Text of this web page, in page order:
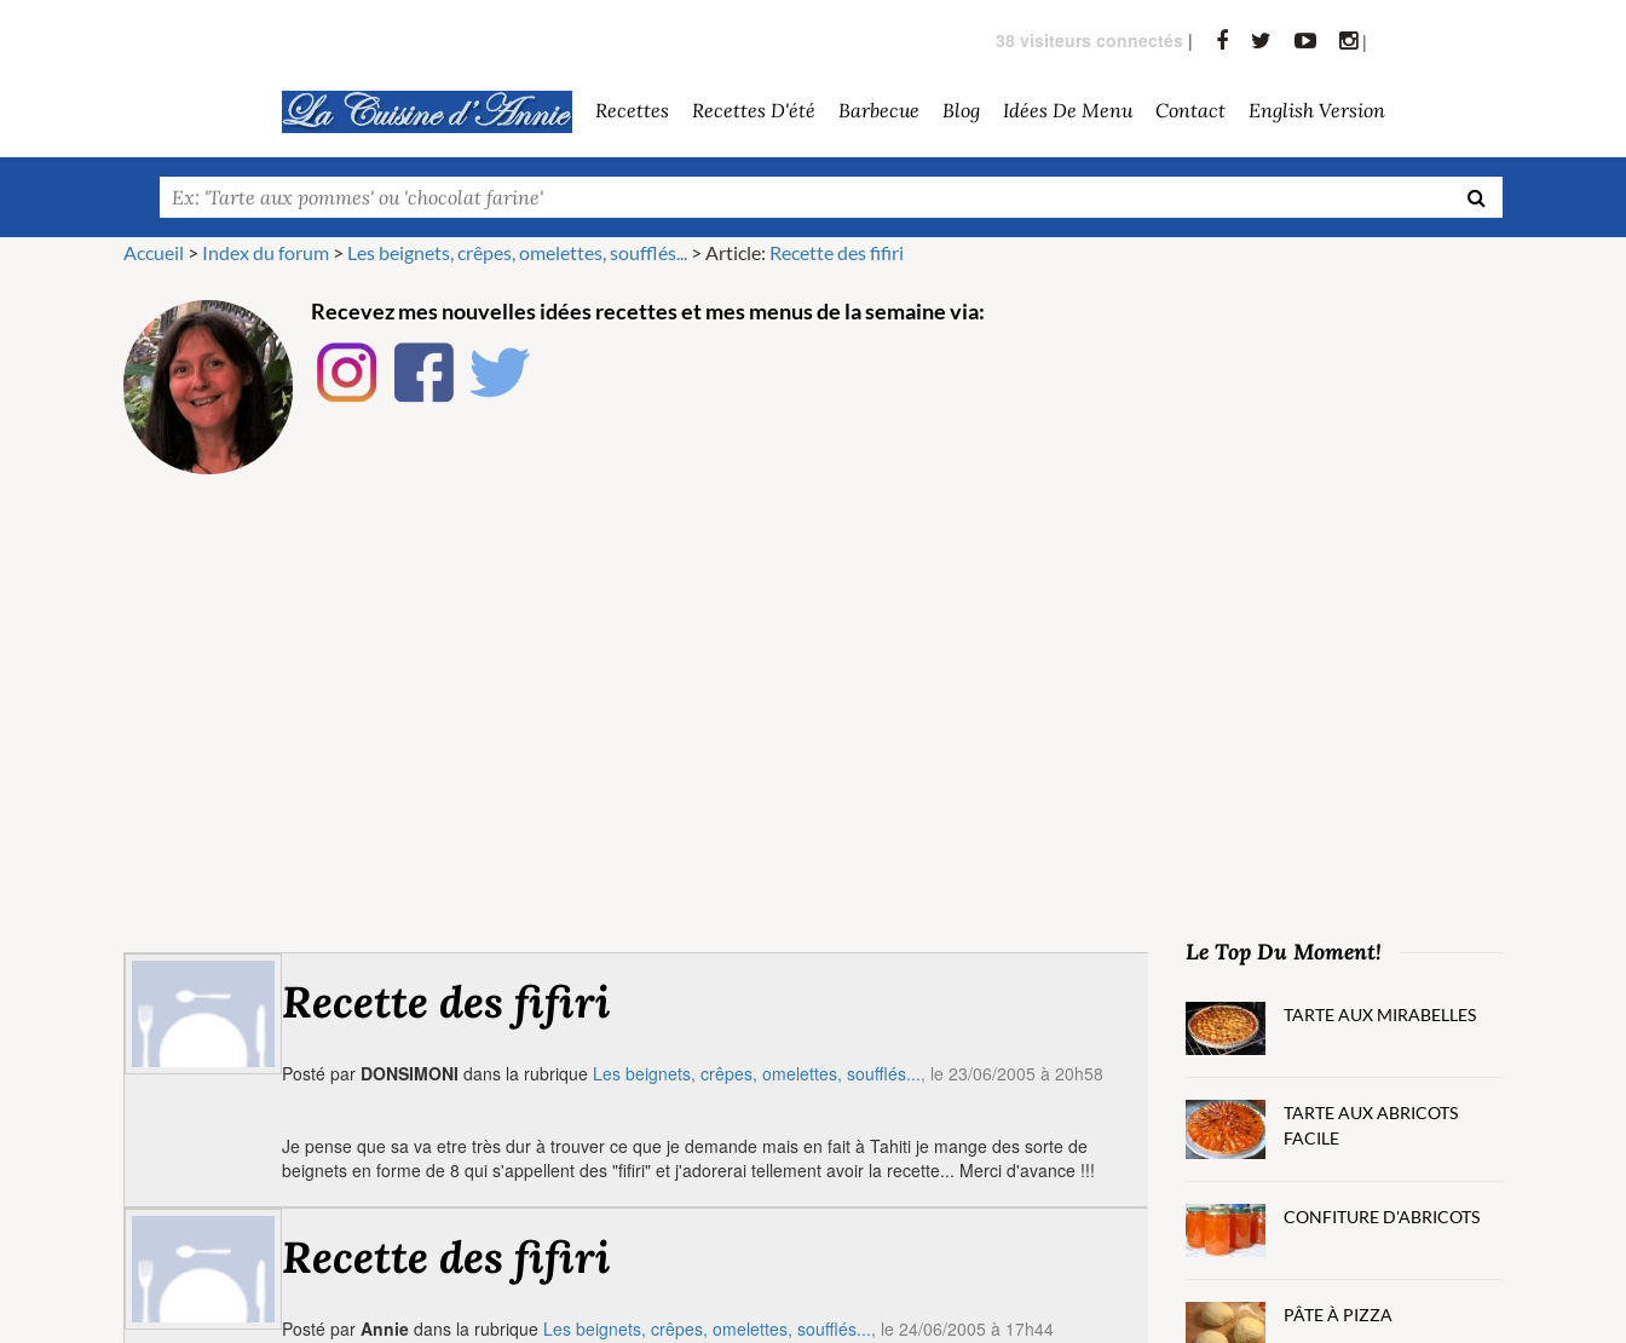
38 visiteurs connectés | |
Recettes Recettes D'été Barbecue Blog Idées De Menu Contact English Version
Accueil > Index du forum > Les beignets, crêpes, omelettes, soufflés... > Article: Recette des fifiri
Recevez mes nouvelles idées recettes et mes menus de la semaine via:
Recette des fifiri
Posté par DONSIMONI dans la rubrique Les beignets, crêpes, omelettes, soufflés..., le 23/06/2005 à 20h58
Je pense que sa va etre très dur à trouver ce que je demande mais en fait à Tahiti je mange des sorte de
beignets en forme de 8 qui s'appellent des "fifiri" et j'adorerai tellement avoir la recette... Merci d'avance !!!
Recette des fifiri
Posté par Annie dans la rubrique Les beignets, crêpes, omelettes, soufflés..., le 24/06/2005 à 17h44
Le Top Du Moment!
TARTE AUX MIRABELLES
TARTE AUX ABRICOTS
FACILE
CONFITURE D'ABRICOTS
PÂTE À PIZZA